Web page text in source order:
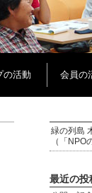
の活動 会員の
緑の列島
（「NPO
最近の投